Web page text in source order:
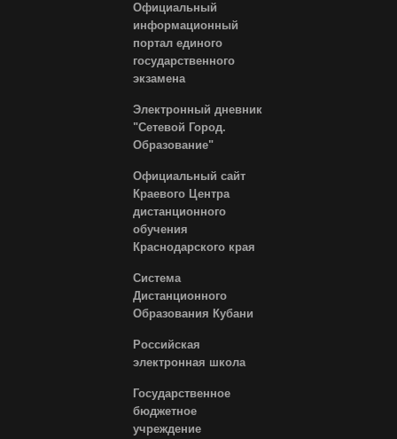
Официальный
информационный
портал единого
государственного
экзамена
Электронный дневник
"Сетевой Город.
Образование"
Официальный сайт
Краевого Центра
дистанционного
обучения
Краснодарского края
Система
Дистанционного
Образования Кубани
Российская
электронная школа
Государственное
бюджетное
учреждение